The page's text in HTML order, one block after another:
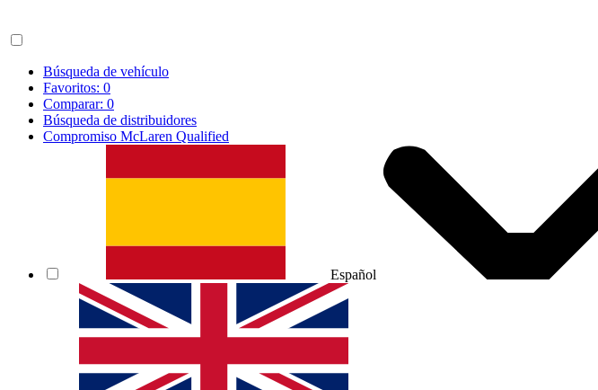
Búsqueda de vehículo
Favoritos: 0
Comparar: 0
Búsqueda de distribuidores
Compromiso McLaren Qualified
Español